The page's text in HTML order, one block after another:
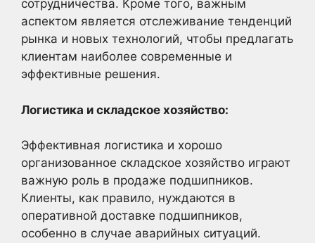
сотрудничества. Кроме того, важным
аспектом является отслеживание тенденций
рынка и новых технологий, чтобы предлагать
клиентам наиболее современные и
эффективные решения.
Логистика и складское хозяйство:
Эффективная логистика и хорошо
организованное складское хозяйство играют
важную роль в продаже подшипников.
Клиенты, как правило, нуждаются в
оперативной доставке подшипников,
особенно в случае аварийных ситуаций.